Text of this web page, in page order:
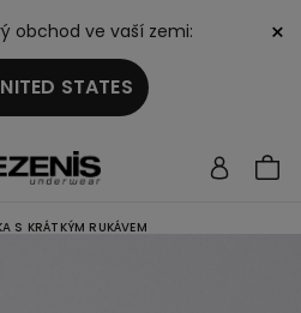
obchod ve vaší zemi:
STATES
×
S KRÁTKÝM RUKÁVEM